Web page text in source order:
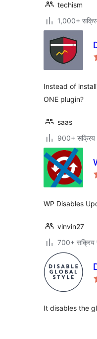
techism
1,000+
Instead of
ONE plugin?
saas
900+ सक्रिय
WP Disables
vinvin27
700+ सक्रिय
It disables the